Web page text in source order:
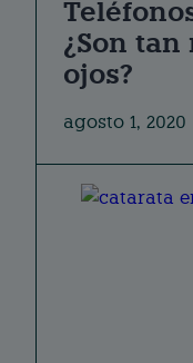
¿Son tan
ojos?
agosto 1, 2020